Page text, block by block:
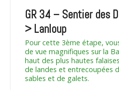
GR 34 – Sentier des
> Lanloup
Pour cette 3ème étape,
de vue magnifiques sur la
haut des plus hautes
de landes et entrecoupées
sables et de galets.